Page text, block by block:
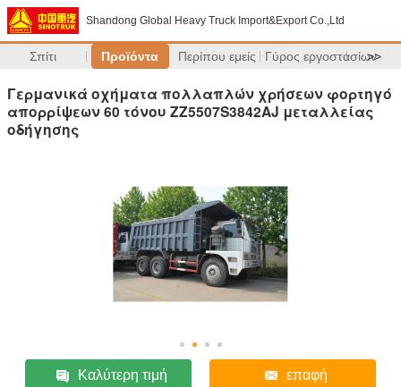
Shandong Global Heavy Truck Import&Export Co.,Ltd
Σπίτι Προϊόντα Περίπου εμείς Γύρος εργοστασίων
>>
Γερμανικά οχήματα πολλαπλών χρήσεων φορτηγό
απορρίψεων 60 τόνου ZZ5507S3842AJ μεταλλείας
οδήγησης
Καλύτερη τιμή επαφή